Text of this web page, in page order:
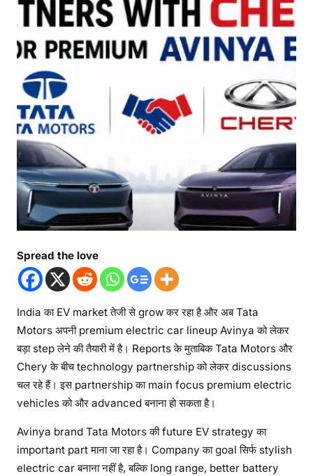
Spread the love
India का EV market तेजी से grow कर रहा है और अब Tata
Motors अपनी premium electric car lineup Avinya को लेकर
बड़ा step लेने की तैयारी में है। Reports के मुताबिक Tata Motors और
Chery के बीच technology partnership को लेकर discussions
चल रहे हैं। इस partnership का main focus premium electric
vehicles को और advanced बनाना हो सकता है।
Avinya brand Tata Motors की future EV strategy का
important part माना जा रहा है। Company का goal सिर्फ stylish
electric car बनाना नहीं है, बल्कि long range, better battery